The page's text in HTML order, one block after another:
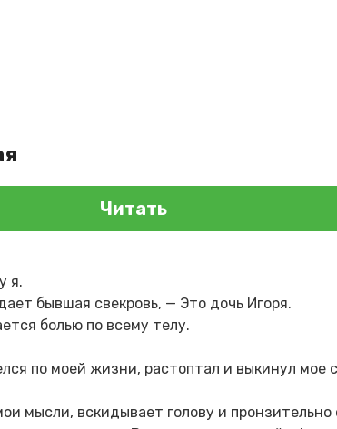
Читать
я.
бывшая свекровь, — Это дочь Игоря.
болью по всему телу.
по моей жизни, растоптал и выкинул мое
мысли, вскидывает голову и пронзительно